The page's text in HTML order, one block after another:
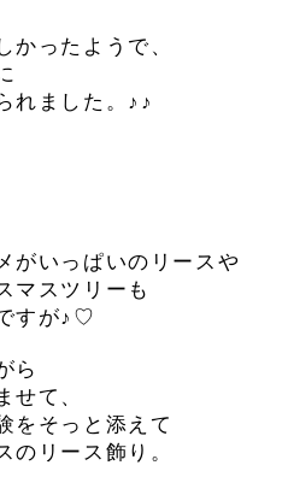
かったようで、
れました。♪♪
がいっぱいのリースや
マスツリーも
すが♪♡
ら
せて、
をそっと添えて
のリース飾り。